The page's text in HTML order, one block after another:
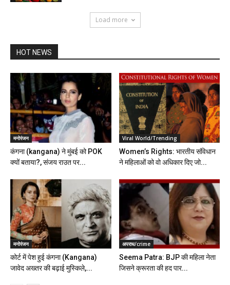
Load more
HOT NEWS
मनोरंजन
कंगना (kangana) ने मुंबई को POK
क्यों बताया?, संजय राउत पर...
Viral World/Trending
Women’s Rights: भारतीय संविधान
ने महिलाओं को वो अधिकार दिए जो...
मनोरंजन
कोर्ट में पेश हुई कंगना (Kangana)
जावेद अख्तर की बढ़ाई मुस्किले,...
अपराध/crime
Seema Patra: BJP की महिला नेता
जिसने क्रूरता की हद पार...